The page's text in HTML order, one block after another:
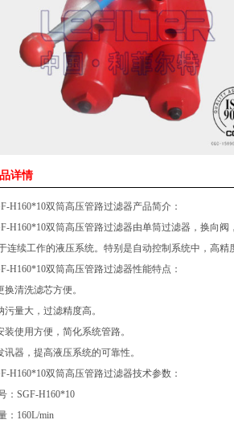
详情
H160*10双筒高压管路过滤器产品简介：
H160*10双筒高压管路过滤器由单筒过滤器，换向
连续工作的液压系统。特别是自动控制系统中，高精
H160*10双筒高压管路过滤器性能特点：
换清洗滤芯方便。
污量大，过滤精度高。
装使用方便，简化系统管路。
讯器，提高液压系统的可靠性。
H160*10双筒高压管路过滤器技术参数：
：SGF-H160*10
：160L/min